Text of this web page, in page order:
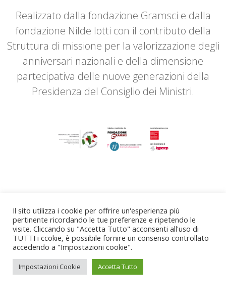
Realizzato dalla fondazione Gramsci e dalla
fondazione Nilde Iotti con il contributo della
Struttura di missione per la valorizzazione degli
anniversari nazionali e della dimensione
partecipativa delle nuove generazioni della
Presidenza del Consiglio dei Ministri.
Il sito utilizza i cookie per offrire un'esperienza più
pertinente ricordando le tue preferenze e ripetendo le
visite. Cliccando su "Accetta Tutto" acconsenti all'uso di
TUTTI i ccokie, è possibile fornire un consenso controllato
accedendo a "Impostazioni cookie".
Impostazioni Cookie Accetta Tutto